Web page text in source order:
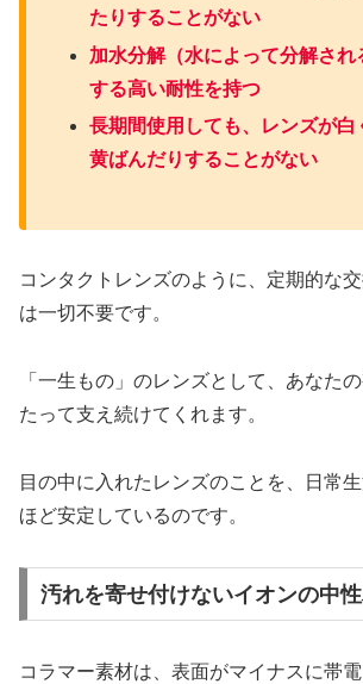
たりすることがない
加水分解（水によって分解され
する高い耐性を持つ
長期間使用しても、レンズが白
黄ばんだりすることがない
コンタクトレンズのように、定期的な
は一切不要です。
「一生もの」のレンズとして、あなた
たって支え続けてくれます。
目の中に入れたレンズのことを、日常
ほど安定しているのです。
汚れを寄せ付けないイオンの中
コラマー素材は、表面がマイナスに帯